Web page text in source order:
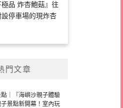
品 炸杏鮑菇』往
停車場的現炸杏
門文章
｜『海嶼沙親子體驗
景點新開幕！室內玩